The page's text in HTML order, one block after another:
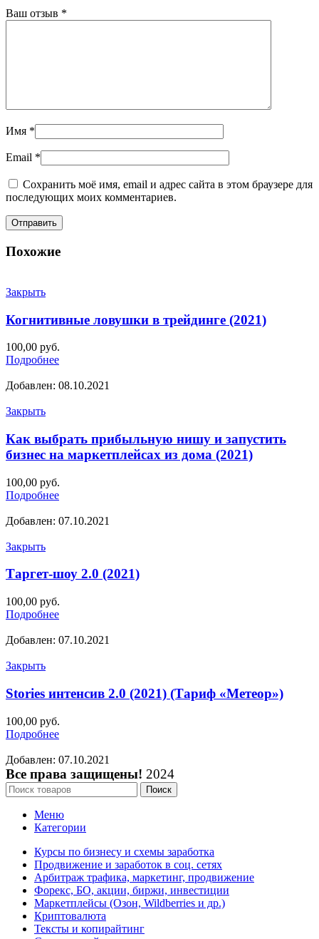
Ваш отзыв *
Имя *
Email *
Сохранить моё имя, email и адрес сайта в этом браузере для
последующих моих комментариев.
Похожие
Закрыть
Когнитивные ловушки в трейдинге (2021)
100,00 руб.
Подробнее
Добавлен: 08.10.2021
Закрыть
Как выбрать прибыльную нишу и запустить
бизнес на маркетплейсах из дома (2021)
100,00 руб.
Подробнее
Добавлен: 07.10.2021
Закрыть
Таргет-шоу 2.0 (2021)
100,00 руб.
Подробнее
Добавлен: 07.10.2021
Закрыть
Stories интенсив 2.0 (2021) (Тариф «Метеор»)
100,00 руб.
Подробнее
Добавлен: 07.10.2021
Все права защищены! 2024
Поиск
Меню
Категории
Курсы по бизнесу и схемы заработка
Продвижение и заработок в соц. сетях
Арбитраж трафика, маркетинг, продвижение
Форекс, БО, акции, биржи, инвестиции
Маркетплейсы (Озон, Wildberries и др.)
Криптовалюта
Тексты и копирайтинг